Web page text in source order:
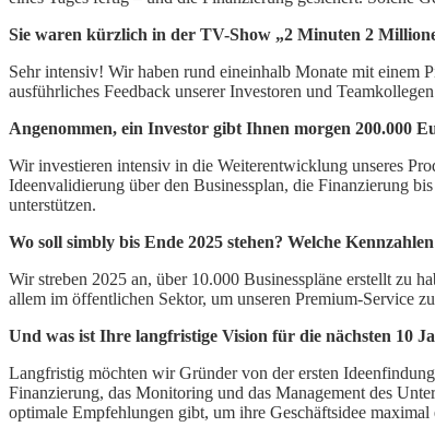
Sie waren kürzlich in der TV-Show „2 Minuten 2
Sehr intensiv! Wir haben rund eineinhalb Monate mit einem
ausführliches Feedback unserer Investoren und
Angenommen, ein Investor gibt Ihnen morgen 200.000
Wir investieren intensiv in die Weiterentwicklung unseres
Ideenvalidierung über den Businessplan, die Finanzierung
unterstützen.
Wo soll simbly bis Ende 2025 stehen? Welche
Wir streben 2025 an, über 10.000 Businesspläne erstellt zu
allem im öffentlichen Sektor, um unseren Premium-Service
Und was ist Ihre langfristige Vision für die nächsten 10
Langfristig möchten wir Gründer von der ersten
Finanzierung, das Monitoring und das Management des
optimale Empfehlungen gibt, um ihre Geschäftsidee maximal